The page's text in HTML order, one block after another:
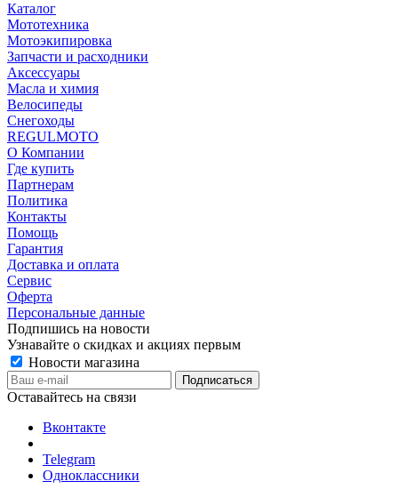
Каталог
Мототехника
Мотоэкипировка
Запчасти и расходники
Аксессуары
Масла и химия
Велосипеды
Снегоходы
REGULMOTO
О Компании
Где купить
Партнерам
Политика
Контакты
Помощь
Гарантия
Доставка и оплата
Сервис
Оферта
Персональные данные
Подпишись на новости
Узнавайте о скидках и акциях первым
Новости магазина
Оставайтесь на связи
Вконтакте
Telegram
Одноклассники